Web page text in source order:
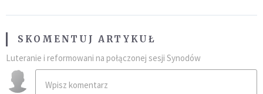
SKOMENTUJ ARTYKUŁ
Luteranie i reformowani na połączonej sesji Synodów